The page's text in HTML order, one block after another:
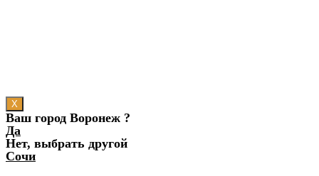
X
Ваш город Воронеж ?
Да
Нет, выбрать другой
Сочи